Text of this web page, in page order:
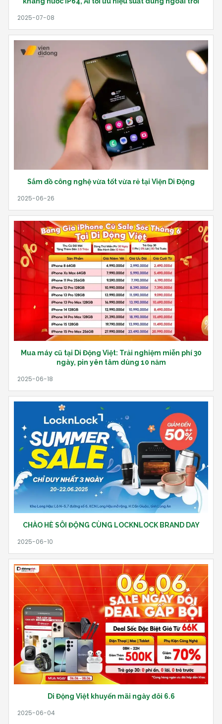
Sắm đồ công nghệ vừa tốt vừa rẻ tại Viện Di Động
Mua máy cũ tại Di Động Việt: Trải nghiệm miễn phí 30
ngày, pin yên tâm dùng 10 năm
CHÀO HÈ SÔI ĐỘNG CÙNG LOCKNLOCK BRAND DAY
Di Động Việt khuyến mãi ngày đôi 6.6